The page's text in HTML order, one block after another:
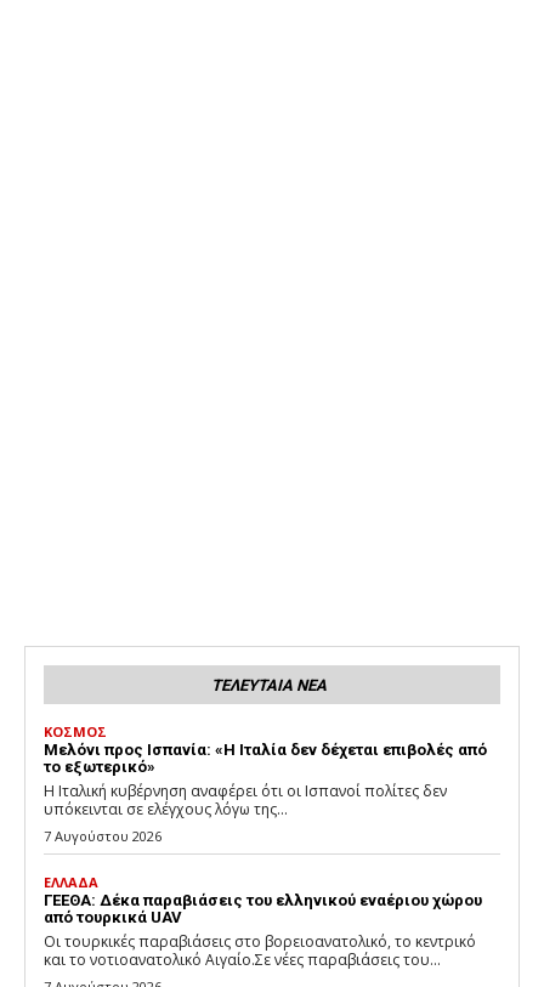
ΤΕΛΕΥΤΑΙΑ ΝΕΑ
ΚΟΣΜΟΣ
Μελόνι προς Ισπανία: «Η Ιταλία δεν δέχεται επιβολές από
το εξωτερικό»
Η Ιταλική κυβέρνηση αναφέρει ότι οι Ισπανοί πολίτες δεν
υπόκεινται σε ελέγχους λόγω της...
7 Αυγούστου 2026
ΕΛΛΑΔΑ
ΓΕΕΘΑ: Δέκα παραβιάσεις του ελληνικού εναέριου χώρου
από τουρκικά UAV
Οι τουρκικές παραβιάσεις στο βορειοανατολικό, το κεντρικό
και το νοτιοανατολικό Αιγαίο.Σε νέες παραβιάσεις του...